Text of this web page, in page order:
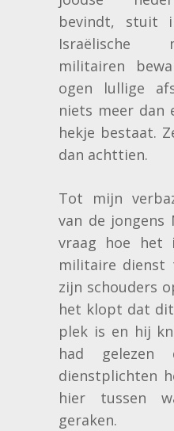
bevindt, stuit
Israëlische
militairen
ogen lullige
niets meer dan
hekje bestaat.
dan achttien.
Tot mijn
van de jongens
vraag hoe het
militaire dienst
zijn schouders
het klopt dat
plek is en hij
had gelezen
dienstplichten
hier tussen
geraken.